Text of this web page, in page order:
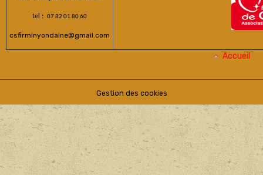
tel : 07 82 01 80 60
csfirminyondaine@gmail.com
Accueil
Gestion des cookies